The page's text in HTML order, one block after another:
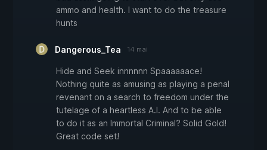
ammo and health. I want to do the treasure
hunts
Dangerous_Tea 14 mai
Hide and Seek innnnnn Spaaaaaace!
Nothing quite as amusing as playing a penal
revenant on a search to freedom under the
tutelage of a heartless A.I. And to be able
to do it as an Immortal Criminal? Solid Gold!
Great code set!